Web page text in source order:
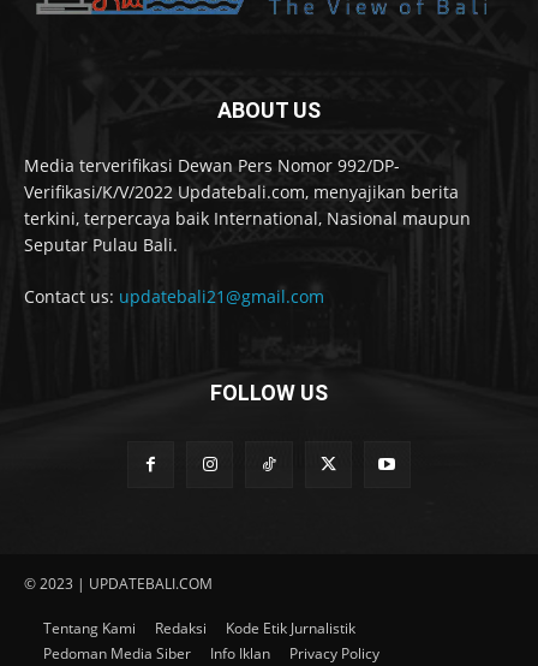
ABOUT US
Media terverifikasi Dewan Pers Nomor 992/DP-
Verifikasi/K/V/2022 Updatebali.com, menyajikan berita
terkini, terpercaya baik International, Nasional maupun
Seputar Pulau Bali.
Contact us: updatebali21@gmail.com
FOLLOW US
© 2023 | UPDATEBALI.COM
Tentang Kami Redaksi
Kode Etik Jurnalistik
Pedoman Media Siber
Info Iklan Privacy Policy